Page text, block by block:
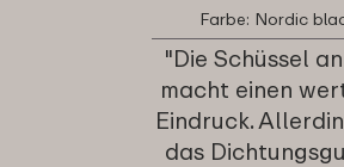
Farbe: Nordic
"Die Schüssel
macht einen
Eindruck.
das